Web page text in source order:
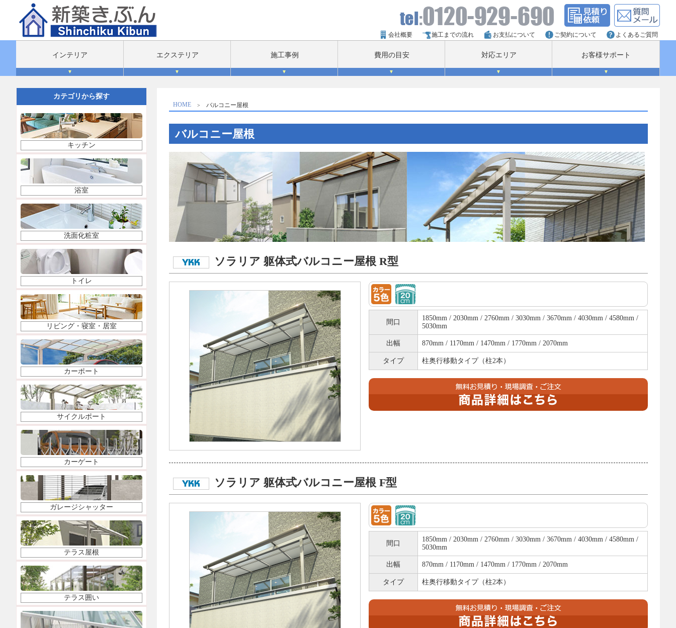
よくあるご質問
ご契約について
お支払について
施工までの流れ
会社概要
インテリア
▼
エクステリア
▼
施工事例
▼
費用の目安
▼
対応エリア
▼
お客様サポート
▼
HOME バルコニー屋根
バルコニー屋根
ソラリア 躯体式バルコニー屋根 R型
間口
1850mm / 2030mm / 2760mm / 3030mm / 3670mm / 4030mm / 4580mm /
5030mm
出幅 870mm / 1170mm / 1470mm / 1770mm / 2070mm
タイプ 柱奥行移動タイプ（柱2本）
ソラリア 躯体式バルコニー屋根 F型
間口
1850mm / 2030mm / 2760mm / 3030mm / 3670mm / 4030mm / 4580mm /
5030mm
出幅 870mm / 1170mm / 1470mm / 1770mm / 2070mm
タイプ 柱奥行移動タイプ（柱2本）
カテゴリから探す
キッチン
浴室
洗面化粧室
トイレ
リビング・寝室・居室
カーポート
サイクルポート
カーゲート
ガレージシャッター
テラス屋根
テラス囲い